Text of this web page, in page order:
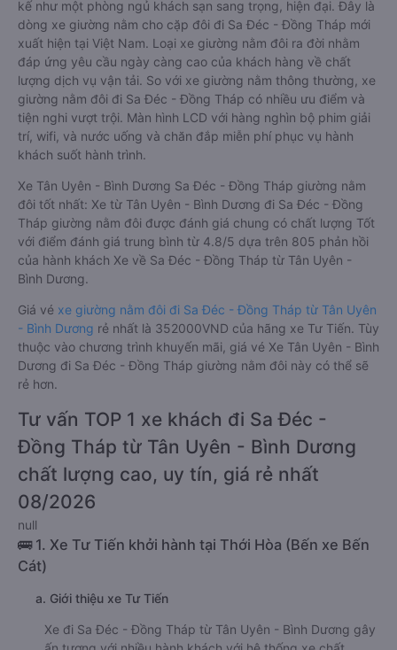
kế như một phòng ngủ khách sạn sang trọng, hiện đại. Đây là
dòng xe giường nằm cho cặp đôi đi Sa Đéc - Đồng Tháp mới
xuất hiện tại Việt Nam. Loại xe giường nằm đôi ra đời nhằm
đáp ứng yêu cầu ngày càng cao của khách hàng về chất
lượng dịch vụ vận tải. So với xe giường nằm thông thường, xe
giường nằm đôi đi Sa Đéc - Đồng Tháp có nhiều ưu điểm và
tiện nghi vượt trội. Màn hình LCD với hàng nghìn bộ phim giải
trí, wifi, và nước uống và chăn đắp miễn phí phục vụ hành
khách suốt hành trình.
Xe Tân Uyên - Bình Dương Sa Đéc - Đồng Tháp giường nằm
đôi tốt nhất: Xe từ Tân Uyên - Bình Dương đi Sa Đéc - Đồng
Tháp giường nằm đôi được đánh giá chung có chất lượng Tốt
với điểm đánh giá trung bình từ 4.8/5 dựa trên 805 phản hồi
của hành khách Xe về Sa Đéc - Đồng Tháp từ Tân Uyên -
Bình Dương.
Giá vé xe giường nằm đôi đi Sa Đéc - Đồng Tháp từ Tân Uyên
- Bình Dương rẻ nhất là 352000VND của hãng xe Tư Tiến. Tùy
thuộc vào chương trình khuyến mãi, giá vé Xe Tân Uyên - Bình
Dương đi Sa Đéc - Đồng Tháp giường nằm đôi này có thể sẽ
rẻ hơn.
Tư vấn TOP 1 xe khách đi Sa Đéc -
Đồng Tháp từ Tân Uyên - Bình Dương
chất lượng cao, uy tín, giá rẻ nhất
08/2026
null
🚌 1. Xe Tư Tiến khởi hành tại Thới Hòa (Bến xe Bến
Cát)
a. Giới thiệu xe Tư Tiến
Xe đi Sa Đéc - Đồng Tháp từ Tân Uyên - Bình Dương gây